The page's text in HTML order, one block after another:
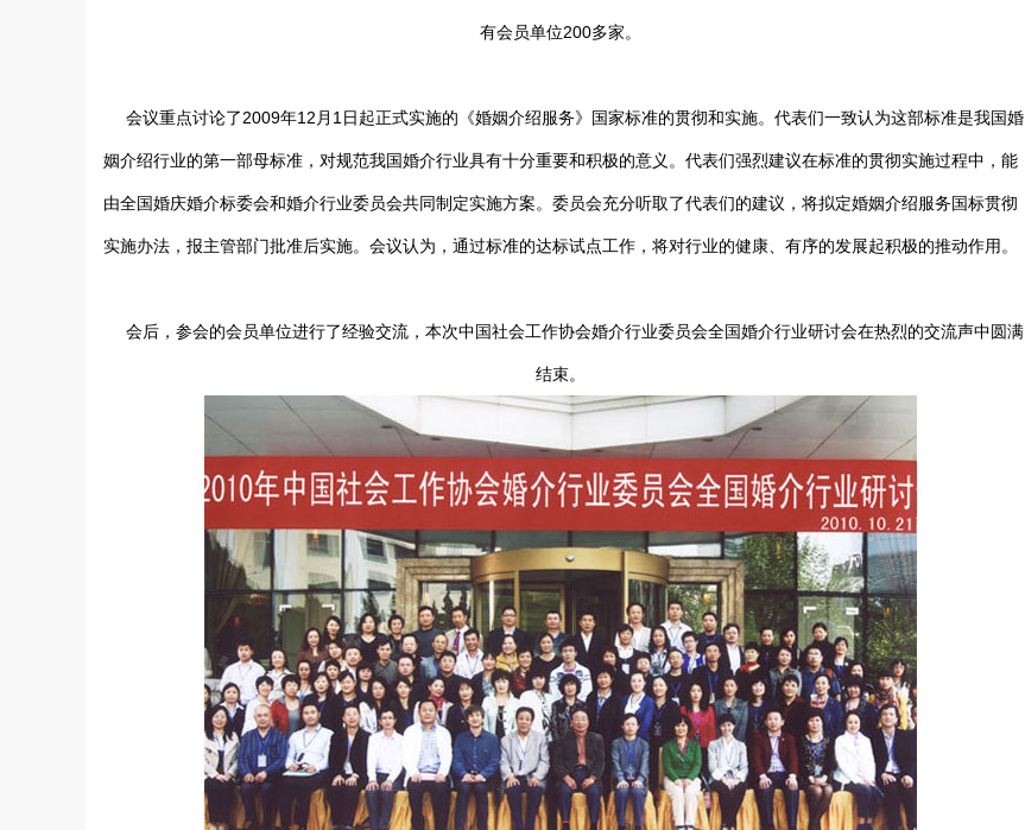
有会员单位200多家。
会议重点讨论了2009年12月1日起正式实施的《婚姻介绍服务》国家标准的贯彻和实施。代表们一致认为这部标准是我国婚
姻介绍行业的第一部母标准，对规范我国婚介行业具有十分重要和积极的意义。代表们强烈建议在标准的贯彻实施过程中，能
由全国婚庆婚介标委会和婚介行业委员会共同制定实施方案。委员会充分听取了代表们的建议，将拟定婚姻介绍服务国标贯彻
实施办法，报主管部门批准后实施。会议认为，通过标准的达标试点工作，将对行业的健康、有序的发展起积极的推动作用。
会后，参会的会员单位进行了经验交流，本次中国社会工作协会婚介行业委员会全国婚介行业研讨会在热烈的交流声中圆满
结束。